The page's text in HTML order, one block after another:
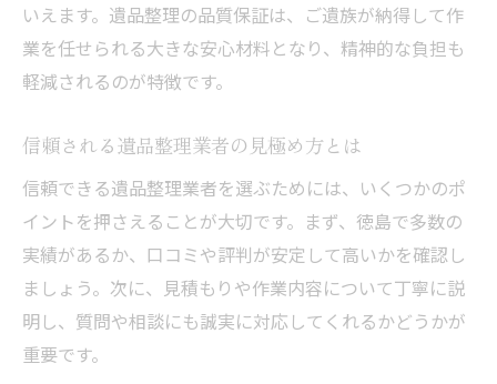
性
見積もりやサービス内容の透明性を解説
遺品整理の見積もりが透明な業者の選び方
理由
遺品整理で追加料金を防ぐための確認事項
見積もり時に説明される遺品整理のポイン
ト
遺品整理サービスの料金内訳と品質保証の
いえます。遺品整理の品質保証は、ご遺族が納得して作
業を任せられる大きな安心材料となり、精神的な負担も
軽減されるのが特徴です。
信頼される遺品整理業者の見極め方とは
信頼できる遺品整理業者を選ぶためには、いくつかのポ
イントを押さえることが大切です。まず、徳島で多数の
実績があるか、口コミや評判が安定して高いかを確認し
ましょう。次に、見積もりや作業内容について丁寧に説
明し、質問や相談にも誠実に対応してくれるかどうかが
重要です。